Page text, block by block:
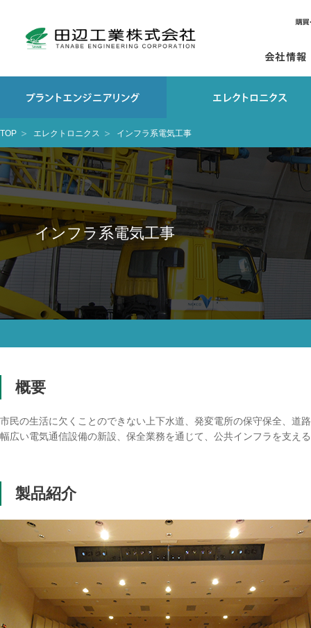
TOP エレクトロニクス インフラ系電気工事
インフラ系電気工事
概要
市民の生活に欠くことのできない上下水道、発変電所の保守保全、道
幅広い電気通信設備の新設、保全業務を通じて、公共インフラを支え
製品紹介